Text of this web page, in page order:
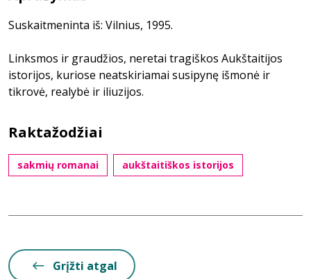
Suskaitmeninta iš: Vilnius, 1995.
Linksmos ir graudžios, neretai tragiškos Aukštaitijos
istorijos, kuriose neatskiriamai susipynę išmonė ir
tikrovė, realybė ir iliuzijos.
Raktažodžiai
sakmių romanai aukštaitiškos istorijos
Grįžti atgal